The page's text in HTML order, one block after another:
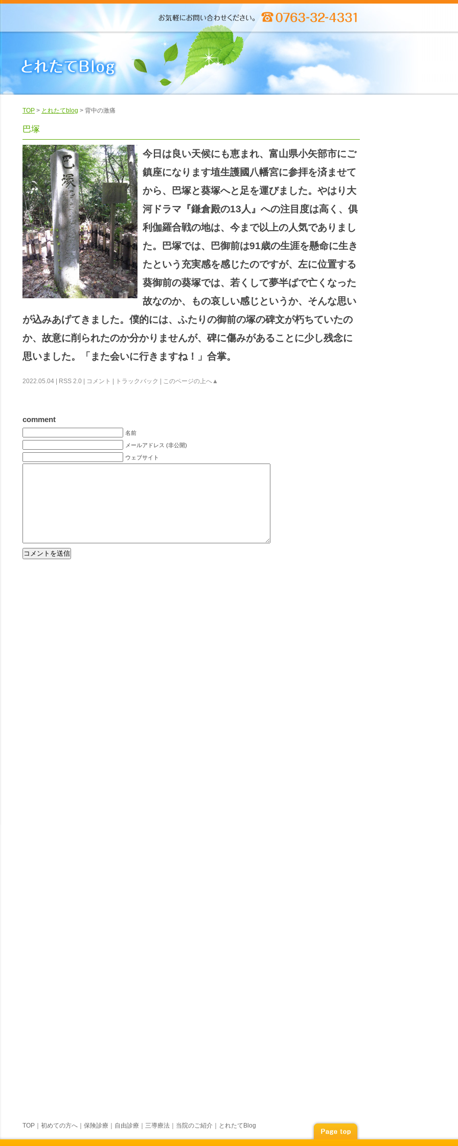
TOP > とれたてblog > 背中の激痛
巴塚
今日は良い天候にも恵まれ、富山県小矢部市にご
鎮座になります埴生護國八幡宮に参拝を済ませて
から、巴塚と葵塚へと足を運びました。やはり大
河ドラマ『鎌倉殿の13人』への注目度は高く、俱
利伽羅合戦の地は、今まで以上の人気でありまし
た。巴塚では、巴御前は91歳の生涯を懸命に生き
たという充実感を感じたのですが、左に位置する
葵御前の葵塚では、若くして夢半ばで亡くなった
故なのか、もの哀しい感じというか、そんな思い
が込みあげてきました。僕的には、ふたりの御前の塚の碑文が朽ちていたの
か、故意に削られたのか分かりませんが、碑に傷みがあることに少し残念に
思いました。「また会いに行きますね！」合掌。
2022.05.04 | RSS 2.0 コメント トラックバック このページの上へ▲
comment
名前
メールアドレス (非公開)
ウェブサイト
TOP 初めての方へ 保険診療 自由診療 三導療法 当院のご紹介 とれたてBlog